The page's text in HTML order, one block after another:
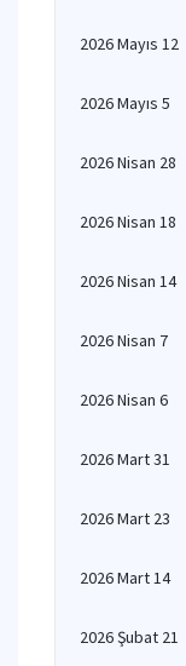
2026 Mayıs 12
2026 Mayıs 5
2026 Nisan 28
2026 Nisan 18
2026 Nisan 14
2026 Nisan 7
2026 Nisan 6
2026 Mart 31
2026 Mart 23
2026 Mart 14
2026 Şubat 21